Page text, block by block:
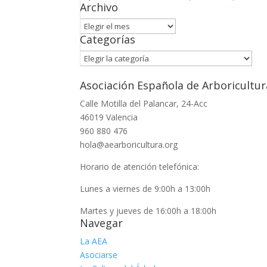
Archivo
Archivo
Categorías
Categorías
Asociación Española de
Calle Motilla del Palancar, 24-Acc
46019 Valencia
960 880 476
hola@aearboricultura.org
Horario de atención telefónica:
Lunes a viernes de 9:00h a 13:00h
Martes y jueves de 16:00h a 18:00h
Navegar
La AEA
Asociarse